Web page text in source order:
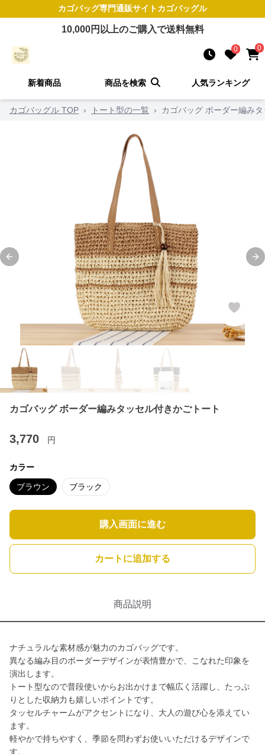
カゴバッグ専門通販サイトカゴバッグル
10,000円以上のご購入で送料無料
0 0
新着商品 商品を検索 人気ランキング
カゴバッグル TOP › トート型の一覧 › カゴバッグ ボーダー編み
Previous slide
カゴバッグ ボーダー編みタッセル付きかごトート
3,770 円
カラー
ブラウン ブラック
購入画面に進む
カートに追加する
商品説明
ナチュラルな素材感が魅力のカゴバッグです。
異なる編み目のボーダーデザインが表情豊かで、こなれた印象を
演出します。
トート型なので普段使いからお出かけまで幅広く活躍し、たっぷ
りとした収納力も嬉しいポイントです。
タッセルチャームがアクセントになり、大人の遊び心を添えてい
ます。
軽やかで持ちやすく、季節を問わずお使いいただけるデザインで
す。